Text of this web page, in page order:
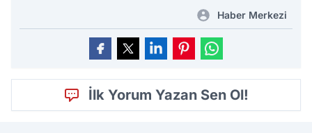
Haber Merkezi
İlk Yorum Yazan Sen Ol!